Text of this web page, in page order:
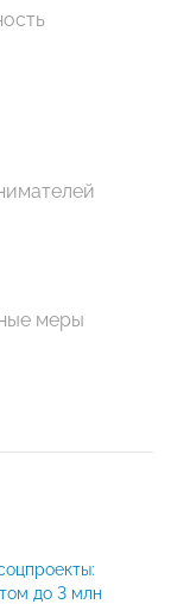
меры
до 3 млн